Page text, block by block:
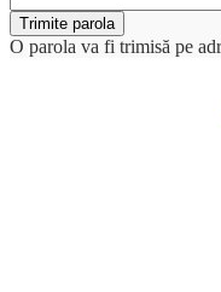
O parola va fi trimisă pe